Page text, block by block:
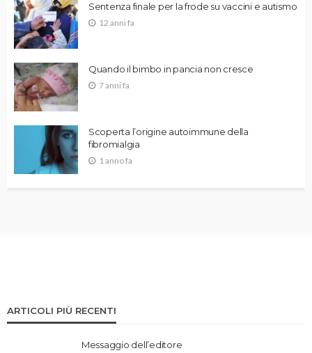
Sentenza finale per la frode su vaccini e autismo
12 anni fa
Quando il bimbo in pancia non cresce
7 anni fa
Scoperta l’origine autoimmune della
fibromialgia
1 anno fa
ARTICOLI PIÙ RECENTI
Messaggio dell’editore